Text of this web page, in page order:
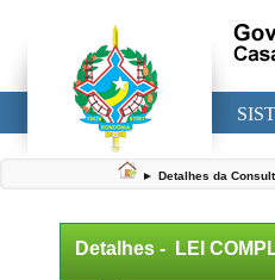
► Detalhes da
Detalhes - LEI